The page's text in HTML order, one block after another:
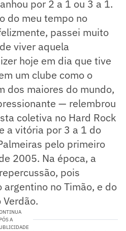
por 2 a 1 ou 3 a 1.
do meu tempo no
passei muito
viver aquela
hoje em dia que tive
um clube como o
dos maiores do mundo,
— relembrou
coletiva no Hard Rock
a vitória por 3 a 1 do
pelo primeiro
2005. Na época, a
pois
no Timão, e do
A